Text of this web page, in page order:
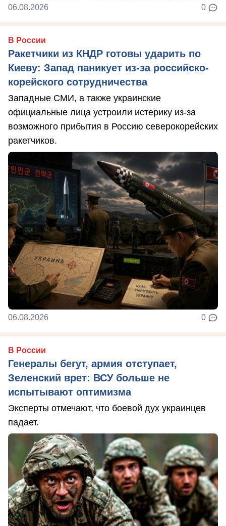
06.08.2026 0
В России
Ракетчики из КНДР готовы ударить по
Киеву: Запад паникует из-за российско-
корейского сотрудничества
Западные СМИ, а также украинские
официальные лица устроили истерику из-за
возможного прибытия в Россию северокорейских
ракетчиков.
06.08.2026 0
В России
Генералы бегут, армия отступает,
Зеленский врет: ВСУ больше не
испытывают оптимизма
Эксперты отмечают, что боевой дух украинцев
падает.